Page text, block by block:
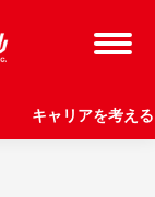
キャリアを考える